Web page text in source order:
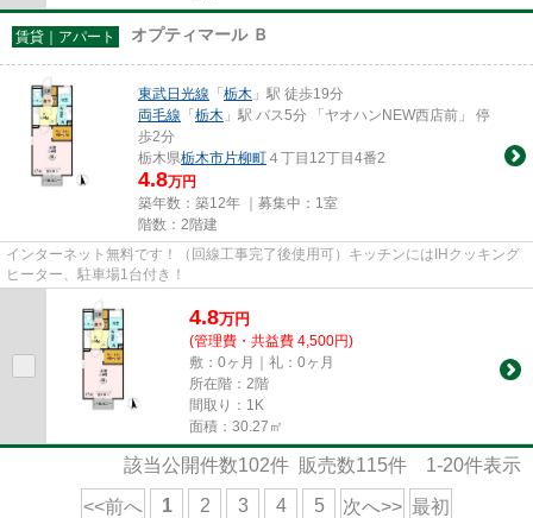
賃貸｜アパート オプティマール Ｂ
東武日光線 「栃木 」駅 徒歩19分
両毛線 「栃木 」駅 バス5分 「ヤオハンNEW西店前」 停
歩2分
栃木県栃木市片柳町 ４丁目12丁目4番2
4.8万円
築年数：築12年 ｜募集中： 1室
階数：2階建
インターネット無料です！（回線工事完了後使用可）キッチンにはIHクッキング
ヒーター、駐車場1台付き！
4.8万円
(管理費・共益費 4,500円)
敷：0ヶ月｜礼：0ヶ月
所在階：2階
間取り：1K
面積：30.27㎡
該当公開件数102件 販売数115件 1-20件表示
<<前へ 1 2 3 4 5 次へ>> 最初